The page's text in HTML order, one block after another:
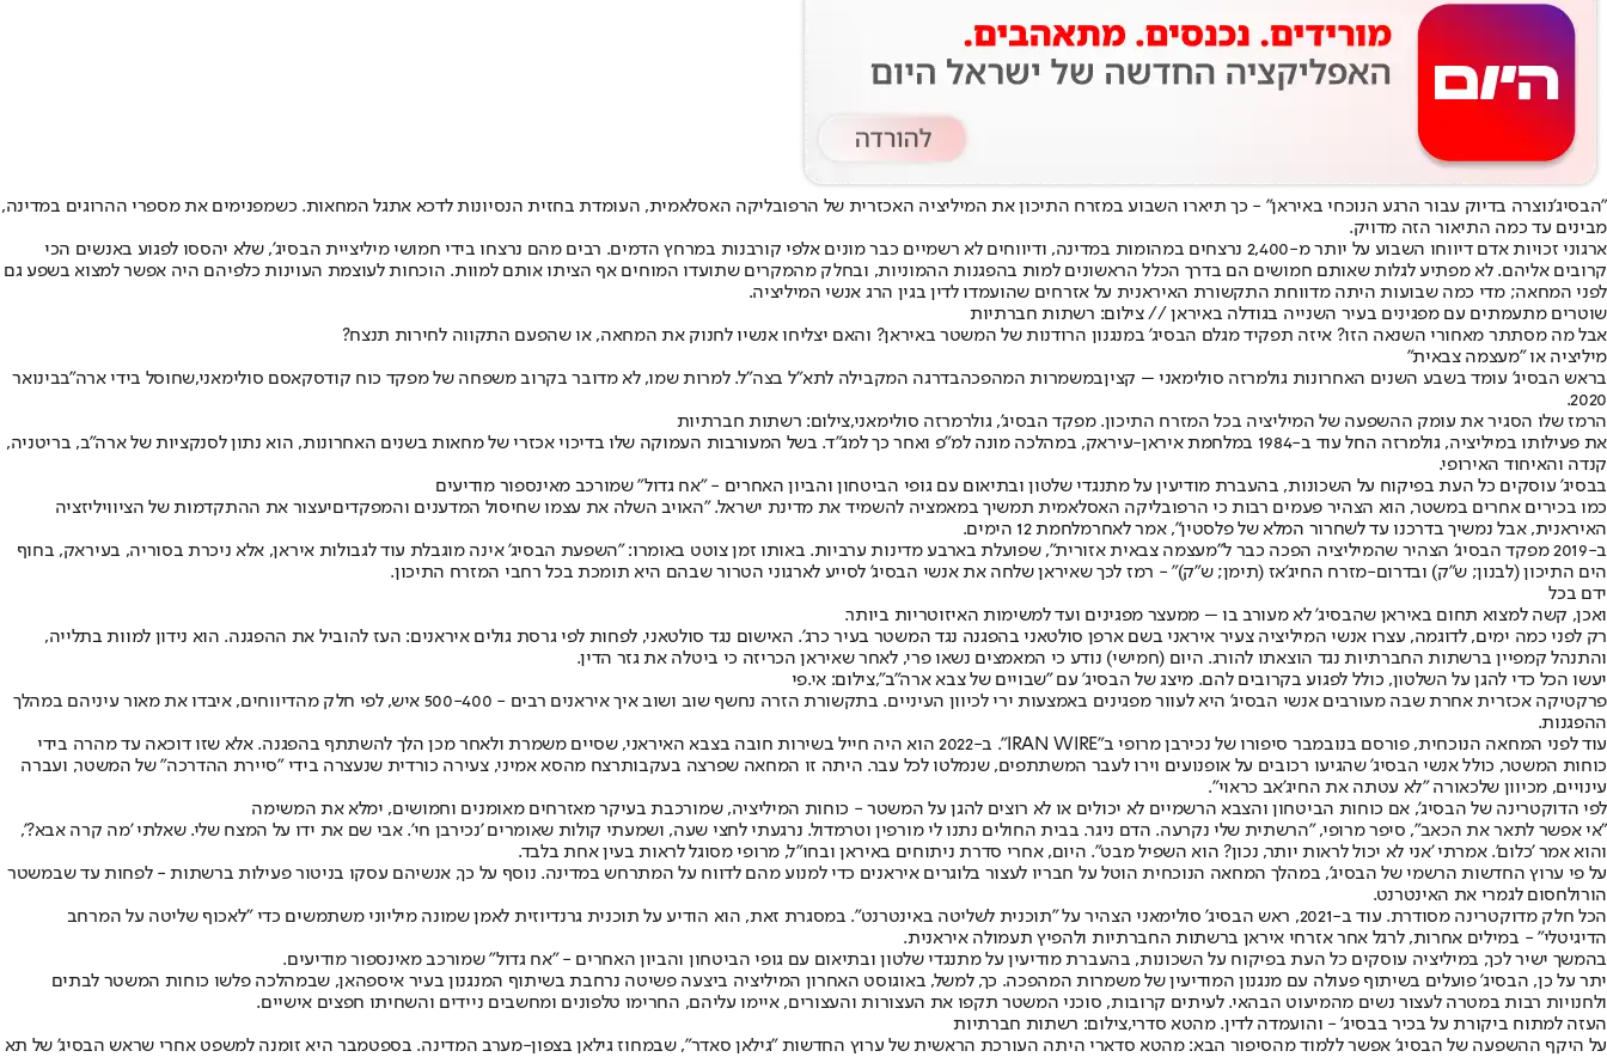
"הבסיג'נוצרה בדיוק עבור הרגע הנוכחי באיראן" - כך תיארו השבוע במזרח התיכון את המיליציה האכזרית של הרפובליקה האסלאמית, העומדת בחזית הנסיונות לדכא אתגל המחאות. כשמפנימים את מספרי ההרוגים במדינה,
מבינים עד כמה התיאור הזה מדויק.
ארגוני זכויות אדם דיווחו השבוע על יותר מ-2,400 נרצחים במהומות במדינה, ודיווחים לא רשמיים כבר מונים אלפי קורבנות במרחץ הדמים. רבים מהם נרצחו בידי חמושי מיליציית הבסיג', שלא יהססו לפגוע באנשים הכי
קרובים אליהם. לא מפתיע לגלות שאותם חמושים הם בדרך הכלל הראשונים למות בהפגנות ההמוניות, ובחלק מהמקרים שתועדו המוחים אף הציתו אותם למוות. הוכחות לעוצמת העוינות כלפיהם היה אפשר למצוא בשפע גם
לפני המחאה; מדי כמה שבועות היתה מדווחת התקשורת האיראנית על אזרחים שהועמדו לדין בגין הרג אנשי המיליציה.
שוטרים מתעמתים עם מפגינים בעיר השנייה בגודלה באיראן // צילום: רשתות חברתיות
אבל מה מסתתר מאחורי השנאה הזו? איזה תפקיד מגלם הבסיג' במנגנון הרודנות של המשטר באיראן? והאם יצליחו אנשיו לחנוק את המחאה, או שהפעם התקווה לחירות תנצח?
מיליציה או "מעצמה צבאית"
בראש הבסיג' עומד בשבע השנים האחרונות גולמרזה סולימאני – קציןבמשמרות המהפכהבדרגה המקבילה לתא"ל בצה"ל. למרות שמו, לא מדובר בקרוב משפחה של מפקד כוח קודסקאסם סולימאני,שחוסל בידי ארה"בבינואר
2020.
הרמז שלו הסגיר את עומק ההשפעה של המיליציה בכל המזרח התיכון. מפקד הבסיג', גולרמרזה סולימאני,צילום: רשתות חברתיות
את פעילותו במיליציה, גולמרזה החל עוד ב-1984 במלחמת איראן-עיראק, במהלכה מונה למ"פ ואחר כך למג"ד. בשל המעורבות העמוקה שלו בדיכוי אכזרי של מחאות בשנים האחרונות, הוא נתון לסנקציות של ארה"ב, בריטניה,
קנדה והאיחוד האירופי.
בבסיג' עוסקים כל העת בפיקוח על השכונות, בהעברת מודיעין על מתנגדי שלטון ובתיאום עם גופי הביטחון והביון האחרים - "אח גדול" שמורכב מאינספור מודיעים
כמו בכירים אחרים במשטר, הוא הצהיר פעמים רבות כי הרפובליקה האסלאמית תמשיך במאמציה להשמיד את מדינת ישראל. "האויב השלה את עצמו שחיסול המדענים והמפקדיםיעצור את ההתקדמות של הציוויליזציה
האיראנית, אבל נמשיך בדרכנו עד לשחרור המלא של פלסטין", אמר לאחרמלחמת 12 הימים
.
ב-2019 מפקד הבסיג' הצהיר שהמיליציה הפכה כבר ל"מעצמה צבאית אזורית", שפועלת בארבע מדינות ערביות. באותו זמן צוטט באומרו: "השפעת הבסיג' אינה מוגבלת עוד לגבולות איראן, אלא ניכרת בסוריה, בעיראק, בחוף
הים התיכון (לבנון; ש"ק) ובדרום-מזרח החיג'אז (תימן; ש"ק)" - רמז לכך שאיראן שלחה את אנשי הבסיג' לסייע לארגוני הטרור שבהם היא תומכת בכל רחבי המזרח התיכון.
ידם בכל
ואכן, קשה למצוא תחום באיראן שהבסיג' לא מעורב בו – ממעצר מפגינים ועד למשימות האיזוטריות ביותר.
רק לפני כמה ימים, לדוגמה, עצרו אנשי המיליציה צעיר איראני בשם ארפן סולטאני בהפגנה נגד המשטר בעיר כרג'. האישום נגד סולטאני, לפחות לפי גרסת גולים איראנים: העז להוביל את ההפגנה. הוא נידון למוות בתלייה,
והתנהל קמפיין ברשתות החברתיות נגד הוצאתו להורג. היום (חמישי) נודע כי המאמצים נשאו פרי, לאחר שאיראן הכריזה כי ביטלה את גזר הדין.
יעשו הכל כדי להגן על השלטון, כולל לפגוע בקרובים להם. מיצג של הבסיג' עם "שבויים של צבא ארה"ב",צילום: אי.פי
פרקטיקה אכזרית אחרת שבה מעורבים אנשי הבסיג' היא לעוור מפגינים באמצעות ירי לכיוון העיניים. בתקשורת הזרה נחשף שוב ושוב איך איראנים רבים - 500-400 איש, לפי חלק מהדיווחים, איבדו את מאור עיניהם במהלך
ההפגנות.
עוד לפני המחאה הנוכחית, פורסם בנובמבר סיפורו של נכירבן מרופי ב"IRAN WIRE". ב-2022 הוא היה חייל בשירות חובה בצבא האיראני, שסיים משמרת ולאחר מכן הלך להשתתף בהפגנה. אלא שזו דוכאה עד מהרה בידי
כוחות המשטר, כולל אנשי הבסיג' שהגיעו רכובים על אופנועים וירו לעבר המשתתפים, שנמלטו לכל עבר. היתה זו המחאה שפרצה בעקבותרצח מהסא אמיני, צעירה כורדית שנעצרה בידי "סיירת ההדרכה" של המשטר, ועברה
עינויים, מכיוון שלכאורה "לא עטתה את החיג'אב כראוי".
לפי הדוקטרינה של הבסיג', אם כוחות הביטחון והצבא הרשמיים לא יכולים או לא רוצים להגן על המשטר - כוחות המיליציה, שמורכבת בעיקר מאזרחים מאומנים וחמושים, ימלא את המשימה
"אי אפשר לתאר את הכאב", סיפר מרופי, "הרשתית שלי נקרעה. הדם ניגר. בבית החולים נתנו לי מורפין וטרמדול. נרגעתי לחצי שעה, ושמעתי קולות שאומרים 'נכירבן חי'. אבי שם את ידו על המצח שלי. שאלתי 'מה קרה אבא?',
והוא אמר 'כלום'. אמרתי 'אני לא יכול לראות יותר, נכון? הוא השפיל מבט". היום, אחרי סדרת ניתוחים באיראן ובחו"ל, מרופי מסוגל לראות בעין אחת בלבד.
על פי ערוץ החדשות הרשמי של הבסיג', במהלך המחאה הנוכחית הוטל על חבריו לעצור בלוגרים איראנים כדי למנוע מהם לדווח על המתרחש במדינה. נוסף על כך, אנשיהם עסקו בניטור פעילות ברשתות - לפחות עד שבמשטר
הורולחסום לגמרי את האינטרנט.
הכל חלק מדוקטרינה מסודרת. עוד ב-2021, ראש הבסיג' סולימאני הצהיר על "תוכנית לשליטה באינטרנט". במסגרת זאת, הוא הודיע על תוכנית גרנדיוזית לאמן שמונה מיליוני משתמשים כדי "לאכוף שליטה על המרחב
הדיגיטלי" - במילים אחרות, לרגל אחר אזרחי איראן ברשתות החברתיות ולהפיץ תעמולה איראנית.
בהמשך ישיר לכך, במיליציה עוסקים כל העת בפיקוח על השכונות, בהעברת מודיעין על מתנגדי שלטון ובתיאום עם גופי הביטחון והביון האחרים - "אח גדול" שמורכב מאינספור מודיעים.
יתר על כן, הבסיג' פועלים בשיתוף פעולה עם מנגנון המודיעין של משמרות המהפכה. כך, למשל, באוגוסט האחרון המיליציה ביצעה פשיטה נרחבת בשיתוף המנגנון בעיר איספהאן, שבמהלכה פלשו כוחות המשטר לבתים
ולחנויות רבות במטרה לעצור נשים מהמיעוט הבהאי. לעיתים קרובות, סוכני המשטר תקפו את העצורות והעצורים, איימו עליהם, החרימו טלפונים ומחשבים ניידים והשחיתו חפצים אישיים.
העזה למתוח ביקורת על בכיר בבסיג' - והועמדה לדין. מהטא סדרי,צילום: רשתות חברתיות
על היקף ההשפעה של הבסיג' אפשר ללמוד מהסיפור הבא: מהטא סדארי היתה העורכת הראשית של ערוץ החדשות "גילאן סאדר", שבמחוז גילאן בצפון-מערב המדינה. בספטמבר היא זומנה למשפט אחרי שראש הבסיג' של תא